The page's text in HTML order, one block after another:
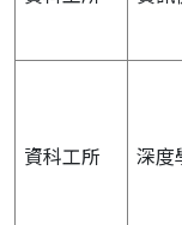
資科工所 深度